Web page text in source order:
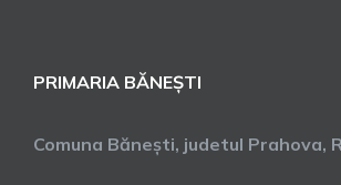
PRIMARIA BĂNEȘTI
Comuna Bănești, judetul Prahova,